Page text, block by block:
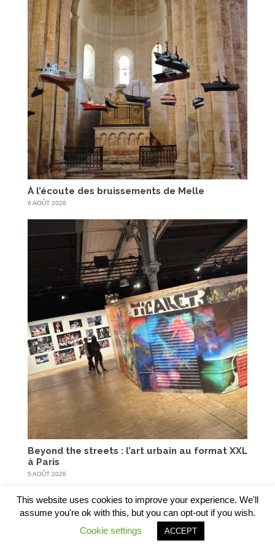
À l’écoute des bruissements de Melle
6 AOÛT 2026
Beyond the streets : l’art urbain au format XXL
à Paris
5 AOÛT 2026
This website uses cookies to improve your experience. We'll
assume you're ok with this, but you can opt-out if you wish.
Cookie settings
ACCEPT